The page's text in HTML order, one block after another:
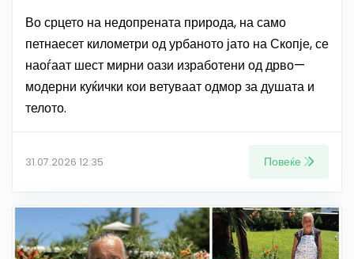
Во срцето на недопрената природа, на само
петнаесет километри од урбаното јато на Скопје, се
наоѓаат шест мирни оази изработени од дрво—
модерни куќички кои ветуваат одмор за душата и
телото.
31.07.2026 12:35 Повеќе